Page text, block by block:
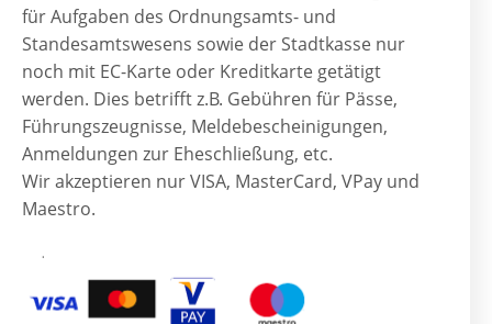
für Aufgaben des Ordnungsamts- und
Standesamtswesens sowie der Stadtkasse nur
noch mit EC-Karte oder Kreditkarte getätigt
werden. Dies betrifft z.B. Gebühren für Pässe,
Führungszeugnisse, Meldebescheinigungen,
Anmeldungen zur Eheschließung, etc.
Wir akzeptieren nur VISA, MasterCard, VPay und
Maestro.